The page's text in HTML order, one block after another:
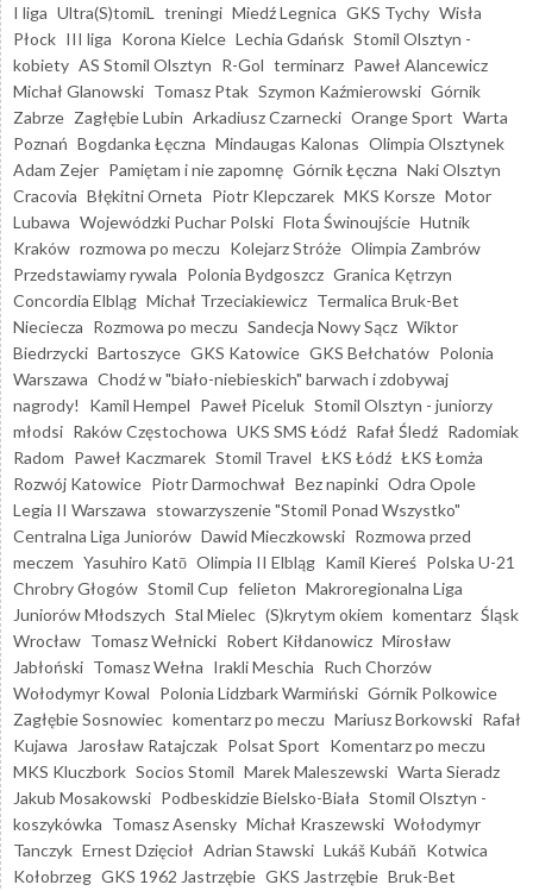
I liga Ultra(S)tomiL treningi Miedź Legnica GKS Tychy Wisła
Płock III liga Korona Kielce Lechia Gdańsk Stomil Olsztyn -
kobiety AS Stomil Olsztyn R-Gol terminarz Paweł Alancewicz
Michał Glanowski Tomasz Ptak Szymon Kaźmierowski Górnik
Zabrze Zagłębie Lubin Arkadiusz Czarnecki Orange Sport Warta
Poznań Bogdanka Łęczna Mindaugas Kalonas Olimpia Olsztynek
Adam Zejer Pamiętam i nie zapomnę Górnik Łęczna Naki Olsztyn
Cracovia Błękitni Orneta Piotr Klepczarek MKS Korsze Motor
Lubawa Wojewódzki Puchar Polski Flota Świnoujście Hutnik
Kraków rozmowa po meczu Kolejarz Stróże Olimpia Zambrów
Przedstawiamy rywala Polonia Bydgoszcz Granica Kętrzyn
Concordia Elbląg Michał Trzeciakiewicz Termalica Bruk-Bet
Nieciecza Rozmowa po meczu Sandecja Nowy Sącz Wiktor
Biedrzycki Bartoszyce GKS Katowice GKS Bełchatów Polonia
Warszawa Chodź w "biało-niebieskich" barwach i zdobywaj
nagrody!
Kamil Hempel Paweł Piceluk Stomil Olsztyn - juniorzy
młodsi Raków Częstochowa UKS SMS Łódź Rafał Śledź Radomiak
Radom Paweł Kaczmarek Stomil Travel ŁKS Łódź ŁKS Łomża
Rozwój Katowice Piotr Darmochwał Bez napinki Odra Opole
Legia II Warszawa stowarzyszenie "Stomil Ponad Wszystko"
Centralna Liga Juniorów Dawid Mieczkowski Rozmowa przed
meczem Yasuhiro Katō Olimpia II Elbląg Kamil Kiereś Polska U-21
Chrobry Głogów Stomil Cup felieton Makroregionalna Liga
Juniorów Młodszych Stal Mielec (S)krytym okiem komentarz Śląsk
Wrocław Tomasz Wełnicki Robert Kiłdanowicz Mirosław
Jabłoński Tomasz Wełna Irakli Meschia Ruch Chorzów
Wołodymyr Kowal Polonia Lidzbark Warmiński Górnik Polkowice
Zagłębie Sosnowiec komentarz po meczu Mariusz Borkowski Rafał
Kujawa
Jarosław Ratajczak Polsat Sport Komentarz po meczu
MKS Kluczbork Socios Stomil Marek Maleszewski Warta Sieradz
Jakub Mosakowski Podbeskidzie Bielsko-Biała Stomil Olsztyn -
koszykówka Tomasz Asensky Michał Kraszewski Wołodymyr
Tanczyk Ernest Dzięcioł Adrian Stawski Lukáš Kubáň Kotwica
Kołobrzeg GKS 1962 Jastrzębie GKS Jastrzębie Bruk-Bet